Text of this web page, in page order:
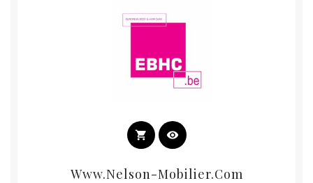
shopping_cart visibility
Www.nelson-Mobilier.com